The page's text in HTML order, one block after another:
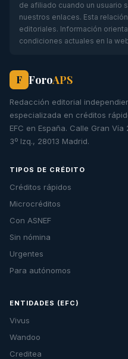
de afiliado cuando un usuario
nuestros enlaces. Esta
editoriales. Información
condiciones actuales en la
F ForoAPS
Redacción editorial
especializada en créditos
EFC en España. Calle Gran Vía
3º Izq., 28013 Madrid.
TIPOS DE CRÉDITO
Créditos rápidos
Microcréditos
Con ASNEF
Sin nómina
Urgentes
Para autónomos
ENTIDADES (EFC)
Vivus
Wandoo
Creditea